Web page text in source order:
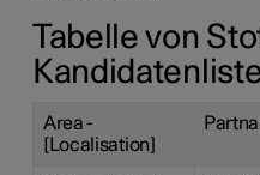
Tabelle von
Area -
[Localisation]